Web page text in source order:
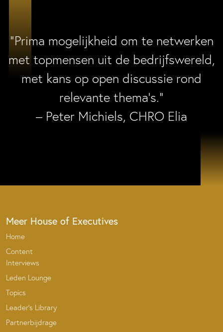
“Prima mogelijkheid om te netwerken
met topmensen uit de bedrijfswereld,
met kans op open discussie rond
relevante thema’s.”
– Peter Michiels, CHRO Elia
Meer House of Executives
Home
Content
Interviews
Leden Lounge
Topics
Leader’s Library
Partnerbijdrage